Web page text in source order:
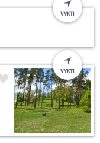
VYKTI
VYKTI